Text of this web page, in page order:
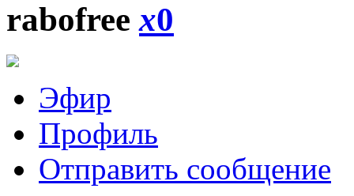
rabofreex0
Эфир
Профиль
Отправить сообщение